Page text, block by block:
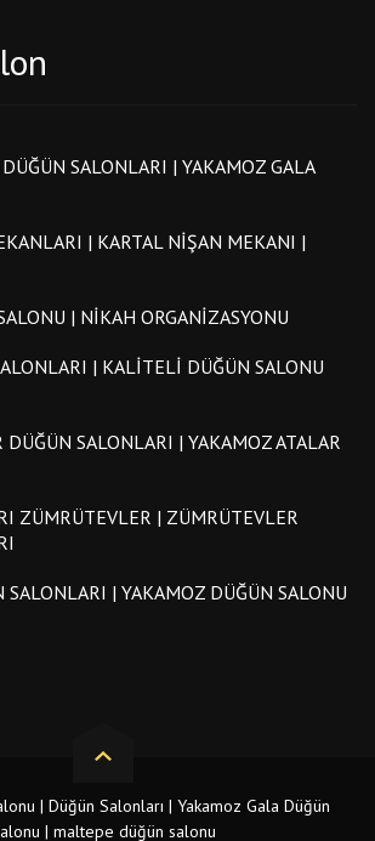
SALONLARI | YAKAMOZ GALA
| KARTAL NIŞAN MEKANI |
| NIKAH ORGANIZASYONU
| KALITELI DÜĞÜN SALONU
DÜĞÜN SALONLARI | YAKAMOZ ATALAR
ZÜMRÜTEVLER | ZÜMRÜTEVLER
SALONLARI | YAKAMOZ DÜĞÜN SALONU
| Düğün Salonları | Yakamoz Gala Düğün
| maltepe düğün salonu